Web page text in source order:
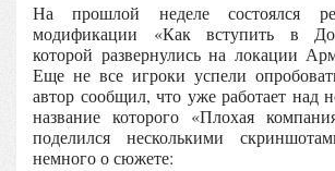
На прошлой неделе состоялся
модификации «Как вступить в
которой развернулись на локации
Еще не все игроки успели
автор сообщил, что уже работает над
название которого «Плохая
поделился несколькими
немного о сюжете: